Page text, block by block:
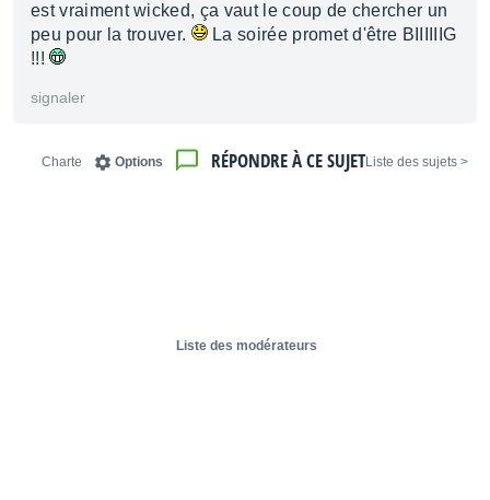
est vraiment wicked, ça vaut le coup de chercher un
peu pour la trouver.
La soirée promet d'être BIIIIIIG
!!!
signaler
< Liste des sujets
RÉPONDRE À CE SUJET
Options
Charte
Liste des modérateurs